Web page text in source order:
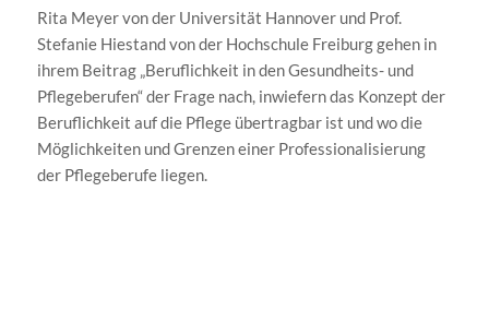
Rita Meyer von der Universität Hannover und Prof.
Stefanie Hiestand von der Hochschule Freiburg gehen in
ihrem Beitrag „Beruflichkeit in den Gesundheits- und
Pflegeberufen“ der Frage nach, inwiefern das Konzept der
Beruflichkeit auf die Pflege übertragbar ist und wo die
Möglichkeiten und Grenzen einer Professionalisierung
der Pflegeberufe liegen.